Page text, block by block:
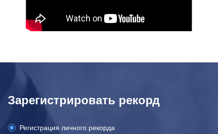
Зарегистрировать рекорд
Регистрация личного рекорда